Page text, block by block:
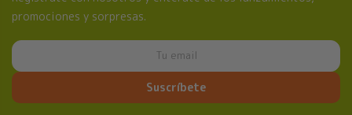
promociones y sorpresas.
Suscríbete